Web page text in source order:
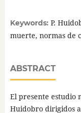
Keywords: P.
muerte, normas de
ABSTRACT
El presente estudio
Huidobro dirigidos